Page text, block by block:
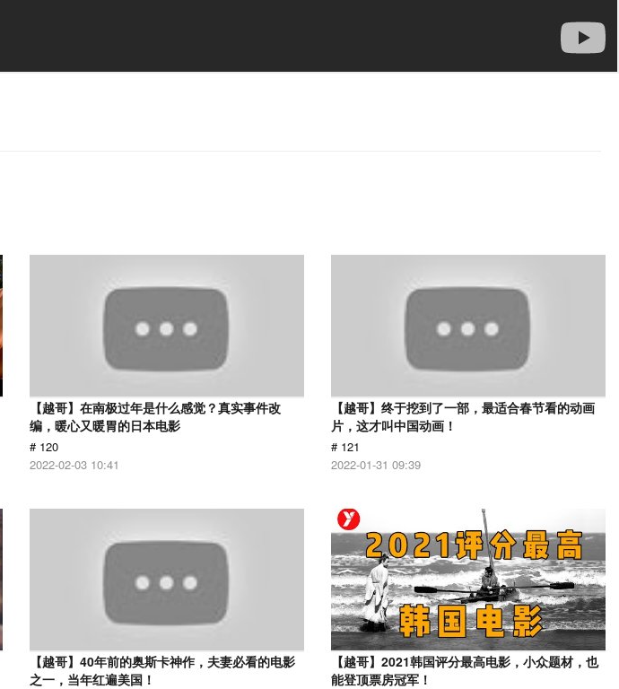
【越哥】在南极过年是什么感觉？真实事件改
编，暖心又暖胃的日本电影
# 120
2022-02-03 10:41
【越哥】终于挖到了一部，最适合春节看的动画
片，这才叫中国动画！
# 121
2022-01-31 09:39
【越哥】40年前的奥斯卡神作，夫妻必看的电影
之一，当年红遍美国！
【越哥】2021韩国评分最高电影，小众题材，也
能登顶票房冠军！